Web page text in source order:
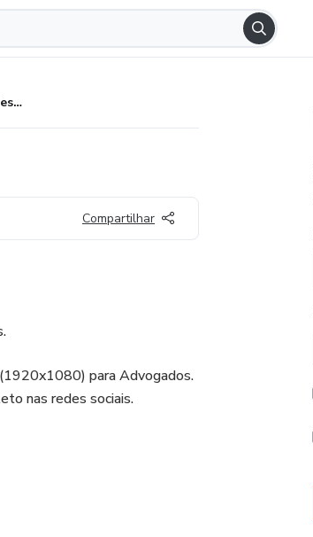
Postagens de Stories para Advogados
Compartilhar
para Advogados.
nas redes sociais.